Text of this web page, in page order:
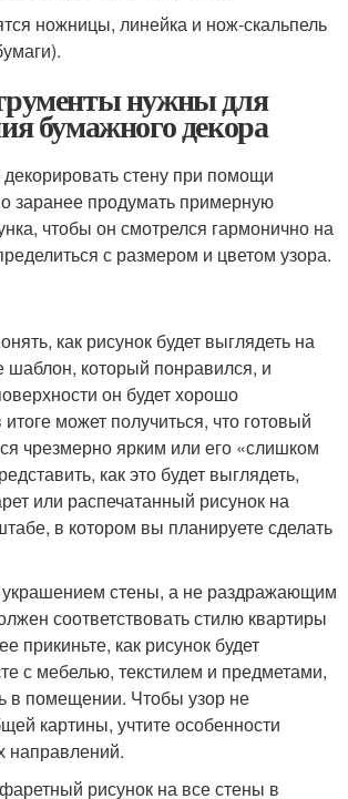
ножницы, линейка и нож-скальпель
нужны для
бумажного декора
стену при помощи
заранее продумать примерную
чтобы он смотрелся гармонично на
с размером и цветом узора.
как рисунок будет выглядеть на
шаблон, который понравился, и
он будет хорошо
может получиться, что готовый
чрезмерно ярким или его «слишком
как это будет выглядеть,
или распечатанный рисунок на
в котором вы планируете сделать
украшением стены, а не раздражающим
соответствовать стилю квартиры
прикиньте, как рисунок будет
с мебелью, текстилем и предметами,
в помещении. Чтобы узор не
картины, учтите особенности
направлений.
рисунок на все стены в